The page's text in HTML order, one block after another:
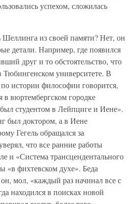
успехом, сложилась
из своей памяти? Нет, он
детали. Например, где появился
друг и то обстоятельство, что
Тюбингенском университете. В
истории философии говорится,
вюртембергском городке
студентом в Лейпциге и Иене».
был доктором, а в Иене
Гегель обращался за
что все ранние работы
и «Система трансцендентального
«в фихтевском духе». Беда
мол, «каждый раз начинал все с
находился в поисках новой